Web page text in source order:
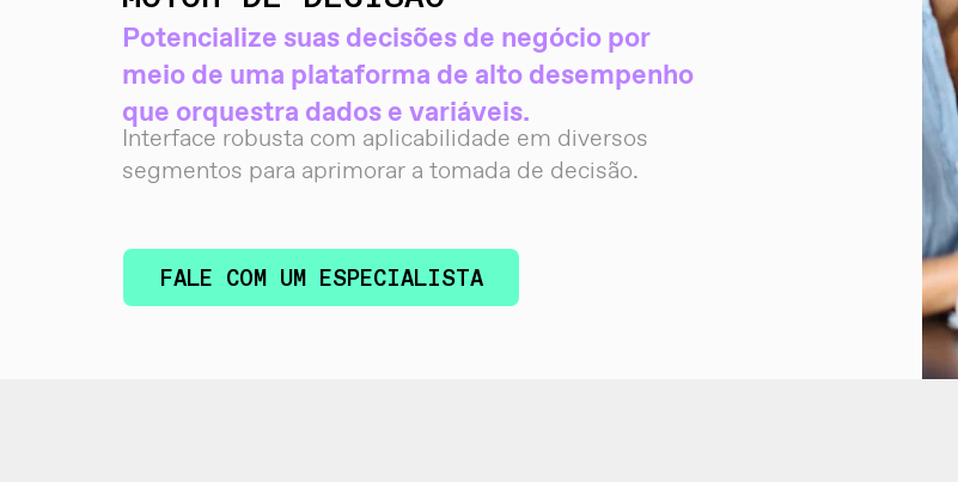
Potencialize suas decisões de negócio por
meio de uma plataforma de alto desempenho
que orquestra dados e variáveis.
Interface robusta com aplicabilidade em diversos
segmentos para aprimorar a tomada de decisão.
FALE COM UM ESPECIALISTA